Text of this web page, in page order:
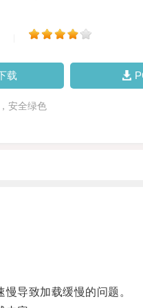
载
安全绿色
导致加载缓慢的问题。